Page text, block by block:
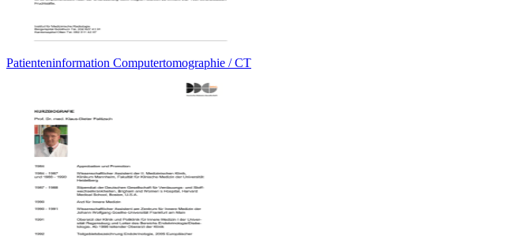
Patienteninformation Computertomographie / CT